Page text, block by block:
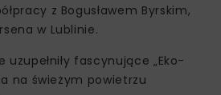
z Bogusławem Byrskim,
w Lublinie.
fascynujące „Eko-
na świeżym powietrzu